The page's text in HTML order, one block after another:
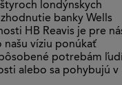
londýnskych
banky Wells
HB Reavis je pre
víziu ponúkať
potrebám
alebo sa pohybujú v